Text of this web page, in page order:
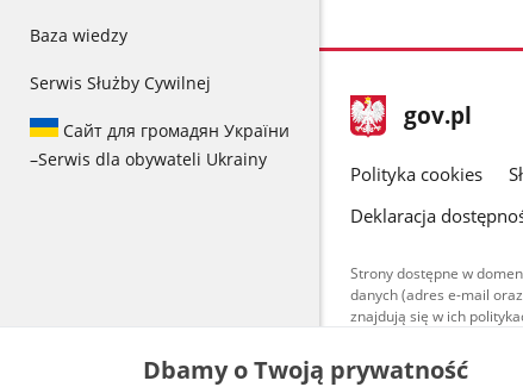
Baza wiedzy
Serwis Służby Cywilnej
Сайт для громадян України
–Serwis dla obywateli Ukrainy
stopka
gov.pl Strona
gov.pl
gov.pl
Polityka cookies
Deklaracja
Strony dostępne w
danych (adres e-mail
znajdują się w ich
Treści
Dbamy o Twoją prywatność